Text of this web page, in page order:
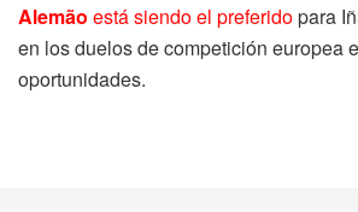
Alemão está siendo el preferidopara
en los duelos de competición europea
oportunidades.